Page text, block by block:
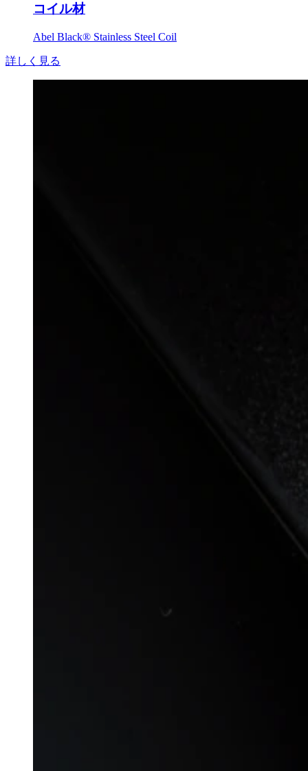
コイル材
Abel Black® Stainless Steel Coil
詳しく見る